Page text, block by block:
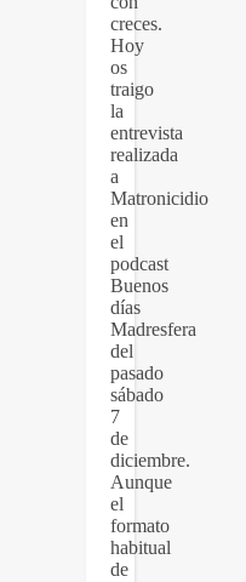
creces.
Hoy
os
traigo
la
entrevista
realizada
a
Matronicidio
en
el
podcast
Buenos
días
Madresfera
del
pasado
sábado
7
de
diciembre.
Aunque
el
formato
habitual
de